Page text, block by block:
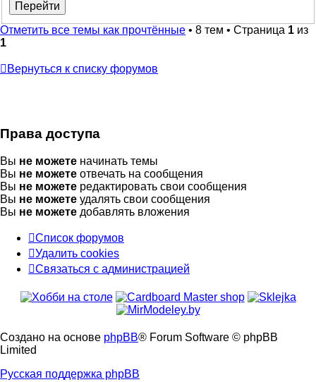
Отметить все темы как прочтённые • 8 тем • Страница 1 из
1
Вернуться к списку форумов
Права доступа
Вы не можете начинать темы
Вы не можете отвечать на сообщения
Вы не можете редактировать свои сообщения
Вы не можете удалять свои сообщения
Вы не можете добавлять вложения
Список форумов
Удалить cookies
Связаться
администрацией
Связаться с администрацией
Создано на основе phpBB® Forum Software © phpBB
Limited
Русская поддержка phpBB